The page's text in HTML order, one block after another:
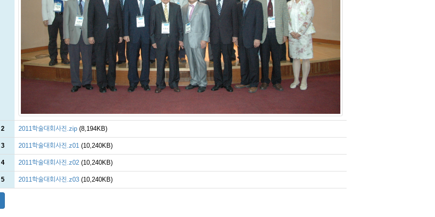
2011학술대회사진.zip (8,194KB)
2011학술대회사진.z01 (10,240KB)
2011학술대회사진.z02 (10,240KB)
2011학술대회사진.z03 (10,240KB)